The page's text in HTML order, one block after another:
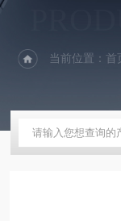
当前位置：首